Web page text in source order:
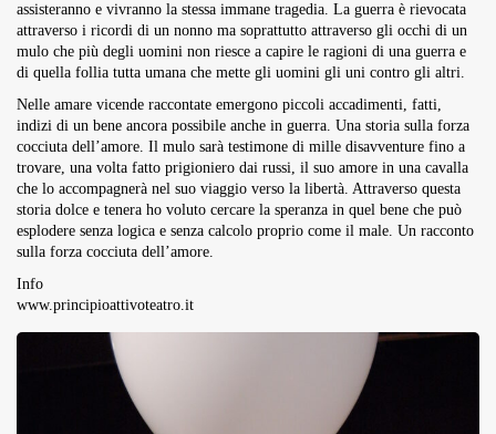
assisteranno e vivranno la stessa immane tragedia. La guerra è rievocata
attraverso i ricordi di un nonno ma soprattutto attraverso gli occhi di un
mulo che più degli uomini non riesce a capire le ragioni di una guerra e
di quella follia tutta umana che mette gli uomini gli uni contro gli altri.
Nelle amare vicende raccontate emergono piccoli accadimenti, fatti,
indizi di un bene ancora possibile anche in guerra. Una storia sulla forza
cocciuta dell’amore. Il mulo sarà testimone di mille disavventure fino a
trovare, una volta fatto prigioniero dai russi, il suo amore in una cavalla
che lo accompagnerà nel suo viaggio verso la libertà. Attraverso questa
storia dolce e tenera ho voluto cercare la speranza in quel bene che può
esplodere senza logica e senza calcolo proprio come il male. Un racconto
sulla forza cocciuta dell’amore.
Info
www.principioattivoteatro.it